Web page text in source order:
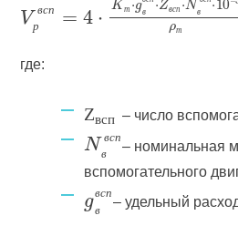
всп
всп
в
в с п
в
где:
Zвсп – число
в с п
– номинальная
вспомогательного
– удельный